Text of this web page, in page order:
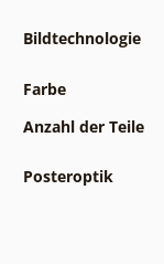
Bildtechnologie
Farbe
Anzahl der Teile
Posteroptik